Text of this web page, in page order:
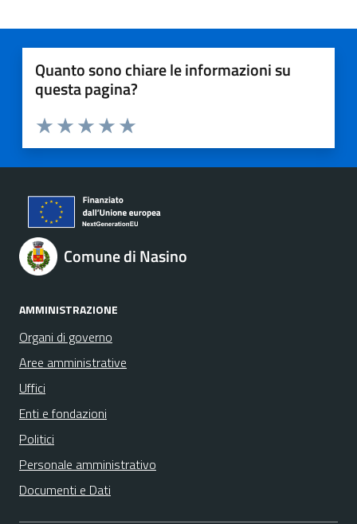
Quanto sono chiare le informazioni su
questa pagina?
Valuta 5 stelle su 5
Valuta 4 stelle su 5
Valuta 3 stelle su 5
Valuta 2 stelle su 5
Valuta 1 stelle su 5
Comune di Nasino
AMMINISTRAZIONE
Organi di governo
Aree amministrative
Uffici
Enti e fondazioni
Politici
Personale amministrativo
Documenti e Dati